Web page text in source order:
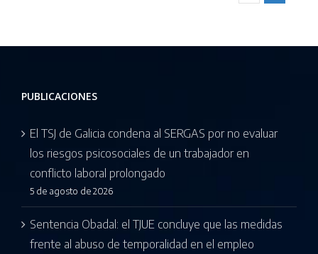
PUBLICACIONES
El TSJ de Galicia condena al SERGAS por no evaluar
los riesgos psicosociales de un trabajador en
conflicto laboral prolongado
5 de agosto de 2026
Sentencia Obadal: el TJUE concluye que las medidas
frente al abuso de temporalidad en el empleo